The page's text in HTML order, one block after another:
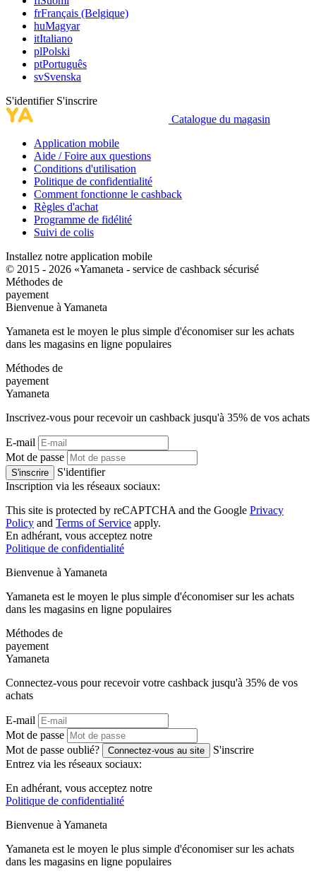
frFrançais (Belgique)
huMagyar
itItaliano
plPolski
ptPortuguês
svSvenska
S'identifier S'inscrire
Catalogue du magasin
Application mobile
Aide / Foire aux questions
Conditions d'utilisation
Politique de confidentialité
Comment fonctionne le cashback
Règles d'achat
Programme de fidélité
Suivi de colis
Installez notre application mobile
© 2015 - 2026 «Yamaneta - service de cashback sécurisé
Méthodes de
payement
Bienvenue à Yamaneta
Yamaneta est le moyen le plus simple d'économiser sur les achats
dans les magasins en ligne populaires
Méthodes de
payement
Yamaneta
Inscrivez-vous pour recevoir un cashback jusqu'à 35% de vos achats
E-mail
Mot de passe
S'inscrire
S'identifier
Inscription via les réseaux sociaux:
This site is protected by reCAPTCHA and the Google Privacy
Policy and Terms of Service apply.
En adhérant, vous acceptez notre
Politique de confidentialité
Bienvenue à Yamaneta
Yamaneta est le moyen le plus simple d'économiser sur les achats
dans les magasins en ligne populaires
Méthodes de
payement
Yamaneta
Connectez-vous pour recevoir votre cashback jusqu'à 35% de vos
achats
E-mail
Mot de passe
Mot de passe oublié?
Connectez-vous au site
S'inscrire
Entrez via les réseaux sociaux:
En adhérant, vous acceptez notre
Politique de confidentialité
Bienvenue à Yamaneta
Yamaneta est le moyen le plus simple d'économiser sur les achats
dans les magasins en ligne populaires